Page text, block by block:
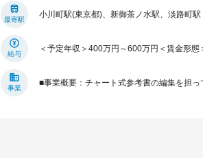
最寄駅
小川町駅(東京都)、新御茶ノ水駅、淡路町駅
給与
＜予定年収＞400万円～600万円＜賃金形
事業
■事業概要：チャート式参考書の編集を担